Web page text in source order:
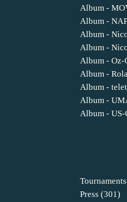
Tournaments
Press (301)
Album -
Album -
Album -
Album -
Album - Oz-
Album -
Album -
Album -
Album - US-